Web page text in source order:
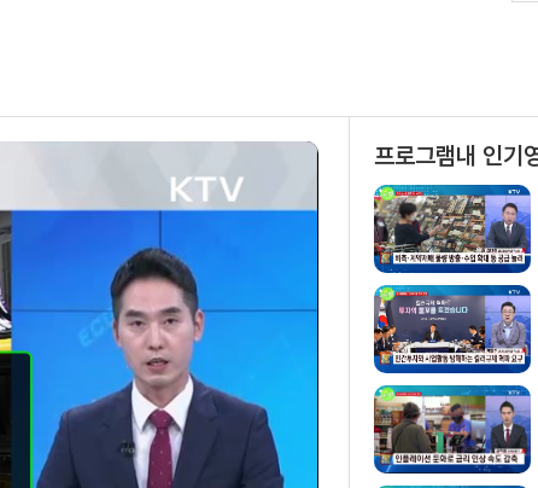
프로그램내 인기